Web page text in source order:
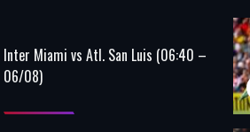
Inter Miami vs Atl. San Luis (06:40 –
06/08)